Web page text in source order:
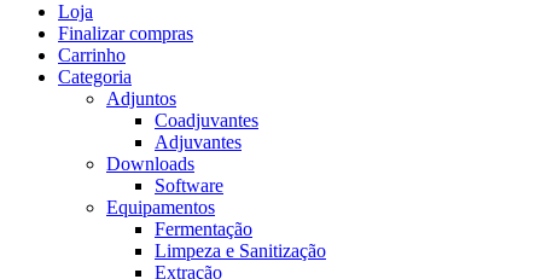
Loja
Finalizar compras
Carrinho
Categoria
Adjuntos
Coadjuvantes
Adjuvantes
Downloads
Software
Equipamentos
Fermentação
Limpeza e Sanitização
Extração